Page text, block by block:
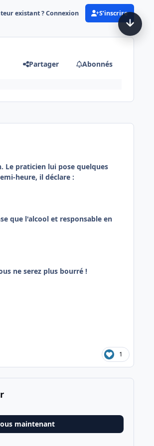
existant ? Connexion S’inscrire
Partager Abonnés
Le praticien lui pose quelques
heure, il déclare :
que l'alcool et responsable en
ne serez plus bourré !
1
maintenant